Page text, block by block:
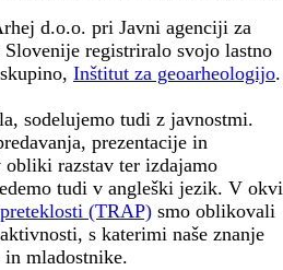
d.o.o. pri Javni agenciji za
registriralo svojo lastno
Inštitut za geoarheologijo.
sodelujemo tudi z javnostmi.
prezentacije in
razstav ter izdajamo
tudi v angleški jezik. V
(TRAP) smo oblikovali
s katerimi naše znanje
mladostnike.